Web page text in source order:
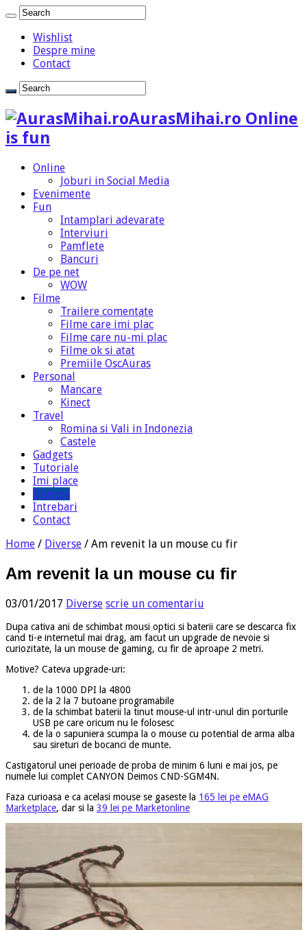
Wishlist
Despre mine
Contact
AurasMihai.ro Online
is fun
Online
Joburi in Social Media
Evenimente
Fun
Intamplari adevarate
Interviuri
Pamflete
Bancuri
De pe net
WOW
Filme
Trailere comentate
Filme care imi plac
Filme care nu-mi plac
Filme ok si atat
Premiile OscAuras
Personal
Mancare
Kinect
Travel
Romina si Vali in Indonezia
Castele
Gadgets
Tutoriale
Imi place
Diverse
Intrebari
Contact
Home / Diverse / Am revenit la un mouse cu fir
Am revenit la un mouse cu fir
03/01/2017 Diverse scrie un comentariu
Dupa cativa ani de schimbat mousi optici si baterii care se descarca fix
cand ti-e internetul mai drag, am facut un upgrade de nevoie si
curiozitate, la un mouse de gaming, cu fir de aproape 2 metri.
Motive? Cateva upgrade-uri:
de la 1000 DPI la 4800
de la 2 la 7 butoane programabile
de la schimbat baterii la tinut mouse-ul intr-unul din porturile
USB pe care oricum nu le folosesc
de la o sapuniera scumpa la o mouse cu potential de arma alba
sau sireturi de bocanci de munte.
Castigatorul unei perioade de proba de minim 6 luni e mai jos, pe
numele lui complet CANYON Deimos CND-SGM4N.
Faza curioasa e ca acelasi mouse se gaseste la 165 lei pe eMAG
Marketplace, dar si la 39 lei pe Marketonline